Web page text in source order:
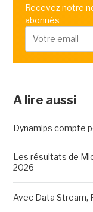
Recevez notre
abonnés
A lire aussi
Dynamips compte
Les résultats de
2026
Avec Data Stream,